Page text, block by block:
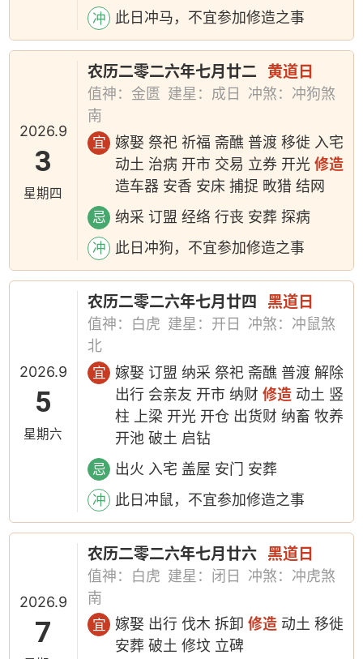
冲 此日冲马，不宜参加修造之事
2026.9
3
星期四
农历二零二六年七月廿二 黄道日
值神：金匮 建星：成日
冲煞：冲狗煞
南
宜
嫁娶 祭祀 祈福 斋醮 普渡 移徙 入宅
动土 治病 开市 交易 立券 开光修造
造车器 安香 安床 捕捉 畋猎 结网
忌 纳采 订盟 经络 行丧 安葬 探病
冲 此日冲狗，不宜参加修造之事
2026.9
5
星期六
农历二零二六年七月廿四 黑道日
值神：白虎 建星：开日
冲煞：冲鼠煞
北
宜
嫁娶 订盟 纳采 祭祀 斋醮 普渡 解除
出行 会亲友 开市 纳财修造 动土 竖
柱 上梁 开光 开仓 出货财 纳畜 牧养
开池 破土 启钻
忌 出火 入宅 盖屋 安门 安葬
冲 此日冲鼠，不宜参加修造之事
2026.9
7
农历二零二六年七月廿六 黑道日
值神：白虎 建星：闭日
冲煞：冲虎煞
南
宜 嫁娶 出行 伐木 拆卸修造 动土 移徙
安葬 破土 修坟 立碑